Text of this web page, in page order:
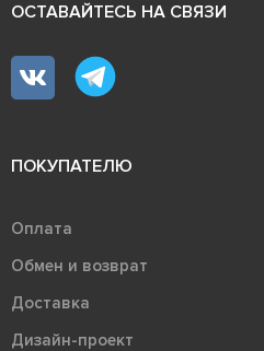
ОСТАВАЙТЕСЬ НА СВЯЗИ
ПОКУПАТЕЛЮ
Оплата
Обмен и возврат
Доставка
Дизайн-проект